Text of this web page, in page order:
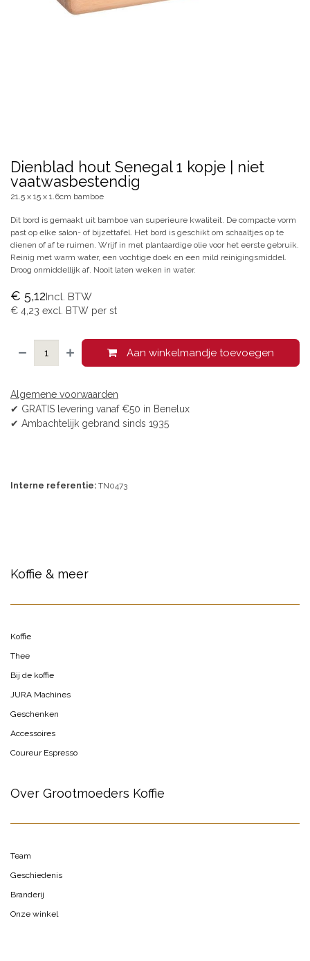
Dienblad hout Senegal 1 kopje | niet
vaatwasbestendig
21.5 x 15 x 1.6cm bamboe
Dit bord is gemaakt uit bamboe van superieure kwaliteit. De compacte vorm
past op elke salon- of bijzettafel. Het bord is geschikt om schaaltjes op te
dienen of af te ruimen. Wrijf in met plantaardige olie voor het eerste gebruik.
Reinig met warm water, een vochtige doek en een mild reinigingsmiddel.
Droog onmiddellijk af. Nooit laten weken in water.
€ 5,12Incl. BTW
€ 4,23 excl. BTW per st
Aan winkelmandje toevoegen
Algemene voorwaarden
✔ GRATIS levering vanaf €50 in Benelux
✔ Ambachtelijk gebrand sinds 1935
Interne referentie: TN0473
Koffie & meer
Koffie
Thee
Bij de koffie
JURA Machines
Geschenken
Accessoires
Coureur Espresso
Over Grootmoeders Koffie
Team
Geschiedenis
Branderij
Onze winkel